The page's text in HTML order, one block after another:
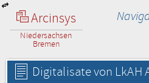
Arcinsys
Niedersachsen
Bremen
Digitalisate von LkAH